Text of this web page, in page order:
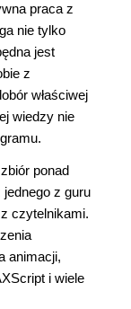
praca z
nie tylko
jest
z
właściwej
wiedzy nie
ponad
z guru
czytelnikami.
animacji,
i wiele